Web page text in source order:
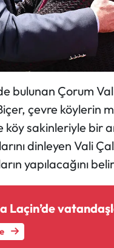
bulunan Çorum
çevre köylerin
köy sakinleriyle bir
dinleyen Vali
yapılacağını
Laçin’de